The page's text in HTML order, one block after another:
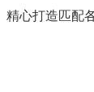
精心打造匹配